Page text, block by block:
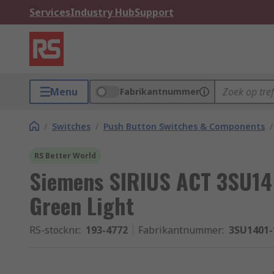
ServicesIndustry HubSupport
Menu Fabrikantnummer
/ Switches / Push Button Switches & Components /
RS Better World
Siemens SIRIUS ACT
Green Light
RS-stocknr.: 193-4772 Fabrikantnummer: